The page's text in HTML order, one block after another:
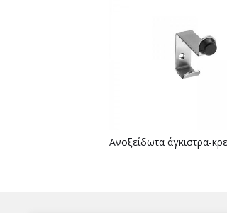
Ανοξείδωτα άγκιστρα-